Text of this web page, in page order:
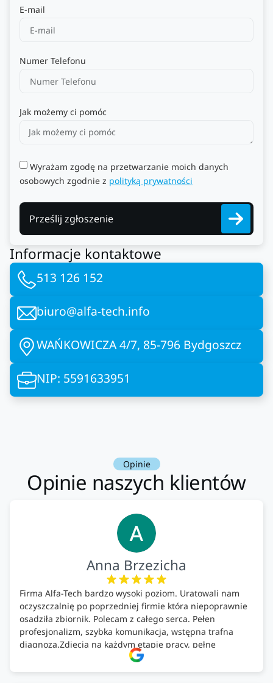
E-mail
Numer Telefonu
Jak możemy ci pomóc
Wyrażam zgodę na przetwarzanie moich danych
osobowych zgodnie z polityką prywatności
Prześlij zgłoszenie
Informacje kontaktowe
513 126 152
biuro@alfa-tech.info
WAŃKOWICZA 4/7, 85-796 Bydgoszcz
NIP: 5591633951
Opinie
Opinie naszych klientów
Anna Brzezicha
Firma Alfa-Tech bardzo wysoki poziom. Uratowali nam
oczyszczalnię po poprzedniej firmie która niepoprawnie
osadziła zbiornik. Polecam z całego serca. Pełen
profesjonalizm, szybka komunikacja, wstępna trafna
diagnoza.Zdjęcia na każdym etapie pracy, pełne
doradztwo.Dobrze wyszkoleni i znający się na rzeczy.
Podsumowując ekipa na wysokim poziomie, rzetelna.